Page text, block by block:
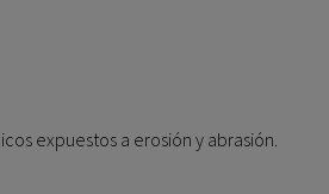
expuestos a erosión y abrasión.